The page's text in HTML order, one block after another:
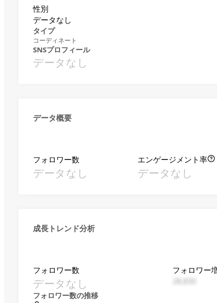
性別
データなし
タイプ
コーディネート
SNSプロフィール
データなし
データ概要
フォロワー数
データなし
エンゲージメント率
データなし
成長トレンド分析
フォロワー数
データなし
フォロワー
フォロワー数の推移